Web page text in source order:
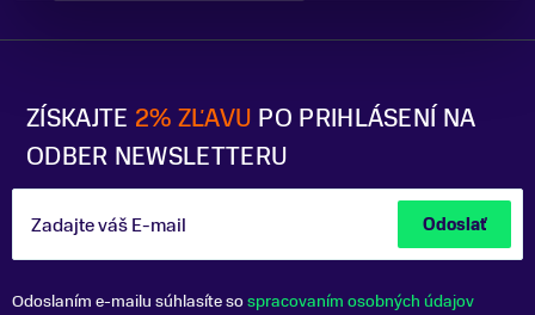
ZÍSKAJTE 2% ZĽAVU PO PRIHLÁSENÍ NA
ODBER NEWSLETTERU
Zadajte váš E-mail Odoslať
Odoslaním e-mailu súhlasíte sospracovaním osobných údajov